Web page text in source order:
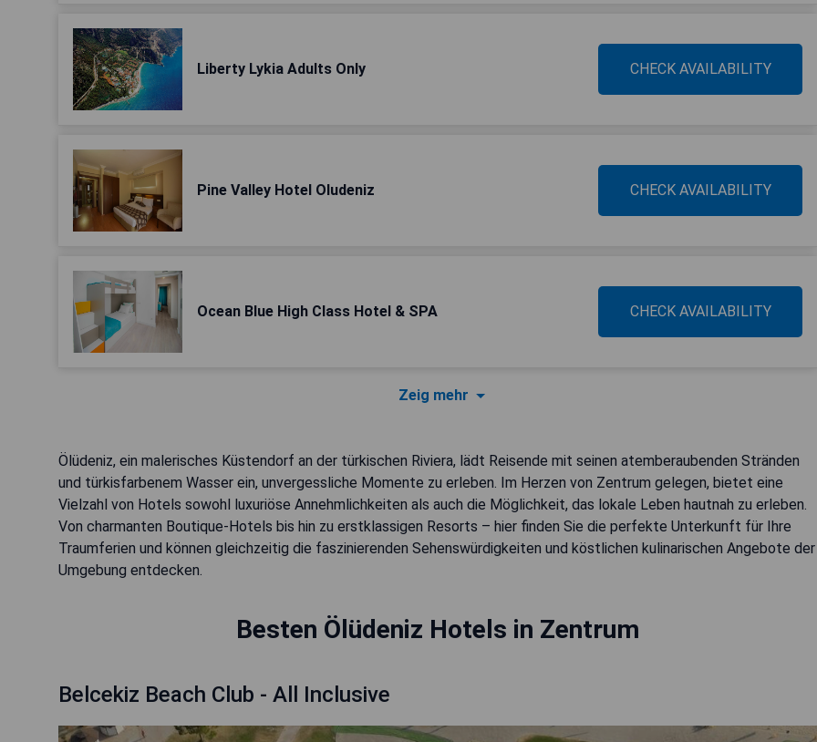
Liberty Lykia Adults Only CHECK AVAILABILITY
Pine Valley Hotel Oludeniz CHECK AVAILABILITY
Ocean Blue High Class Hotel & SPA CHECK AVAILABILITY
Zeig mehr
Ölüdeniz, ein malerisches Küstendorf an der türkischen Riviera, lädt Reisende mit seinen atemberaubenden Stränden
und türkisfarbenem Wasser ein, unvergessliche Momente zu erleben. Im Herzen von Zentrum gelegen, bietet eine
Vielzahl von Hotels sowohl luxuriöse Annehmlichkeiten als auch die Möglichkeit, das lokale Leben hautnah zu erleben.
Von charmanten Boutique-Hotels bis hin zu erstklassigen Resorts – hier finden Sie die perfekte Unterkunft für Ihre
Traumferien und können gleichzeitig die faszinierenden Sehenswürdigkeiten und köstlichen kulinarischen Angebote der
Umgebung entdecken.
Besten Ölüdeniz Hotels in Zentrum
Belcekiz Beach Club - All Inclusive